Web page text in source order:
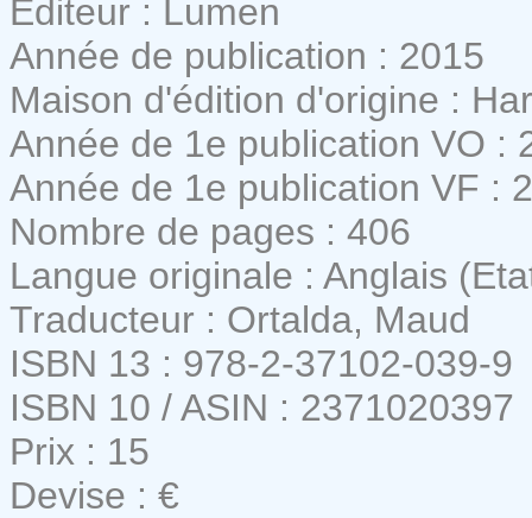
Editeur : Lumen
Année de publication : 2015
Maison d'édition d'origine :
Année de 1e publication VO :
Année de 1e publication VF :
Nombre de pages : 406
Langue originale : Anglais
Traducteur : Ortalda, Maud
ISBN 13 : 978-2-37102-039-9
ISBN 10 / ASIN : 2371020397
Prix : 15
Devise : €